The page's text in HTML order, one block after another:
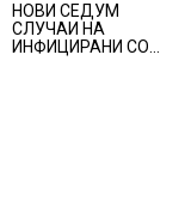
НОВИ СЕДУМ
СЛУЧАИ НА
ИНФИЦИРАНИ СО